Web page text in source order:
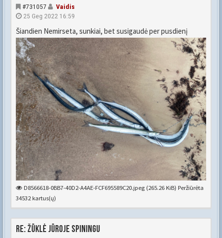
#731057
Vaidis
25 Geg 2022 16:59
Šiandien Nemirseta, sunkiai, bet susigaudė per pusdienį
D8566618-0BB7-40D2-A4AE-FCF695589C20.jpeg (265.26 KiB) Peržiūrėta
34532 kartus(ų)
Re: Žūklė jūroje spiningu